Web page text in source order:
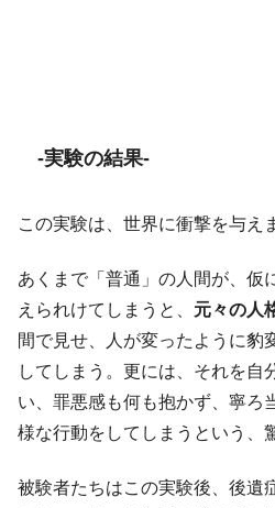
-実験の結果-
この実験は、世界に衝撃を与え
あくまで「普通」の人間が、仮
えられけてしまうと、 元々の人
間で見せ、人が変ったように豹
してしまう。更には、それを自
い、罪悪感も何も抱かず、寧ろ
様な行動をしてしまうという、
被験者たちはこの実験後、後遺